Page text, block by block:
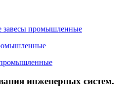
завесы промышленные
инженерных систем.